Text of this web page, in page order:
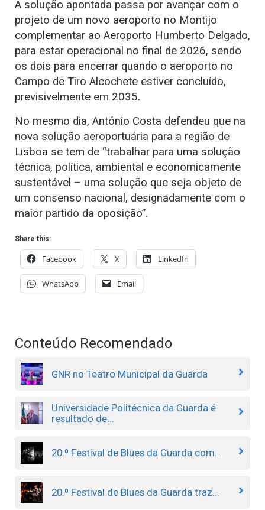
A solução apontada passa por avançar com o
projeto de um novo aeroporto no Montijo
complementar ao Aeroporto Humberto Delgado,
para estar operacional no final de 2026, sendo
os dois para encerrar quando o aeroporto no
Campo de Tiro Alcochete estiver concluído,
previsivelmente em 2035.
No mesmo dia, António Costa defendeu que na
nova solução aeroportuária para a região de
Lisboa se tem de “trabalhar para uma solução
técnica, política, ambiental e economicamente
sustentável – uma solução que seja objeto de
um consenso nacional, designadamente com o
maior partido da oposição”.
Share this:
Facebook X LinkedIn
WhatsApp Email
Conteúdo Recomendado
GNR no Teatro Municipal da Guarda
Universidade Politécnica da Guarda é
resultado de...
20.º Festival de Blues da Guarda com...
20.º Festival de Blues da Guarda traz...